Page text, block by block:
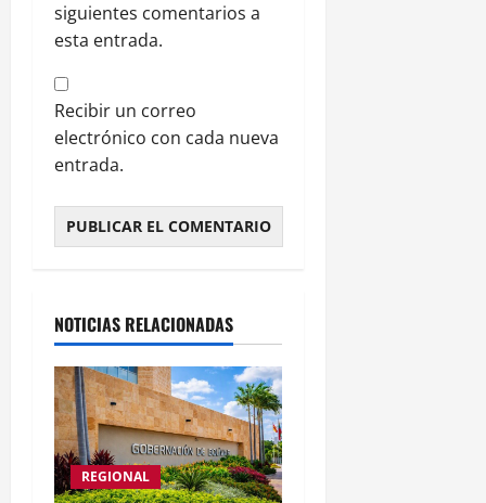
siguientes comentarios a
esta entrada.
Recibir un correo
electrónico con cada nueva
entrada.
NOTICIAS RELACIONADAS
REGIONAL